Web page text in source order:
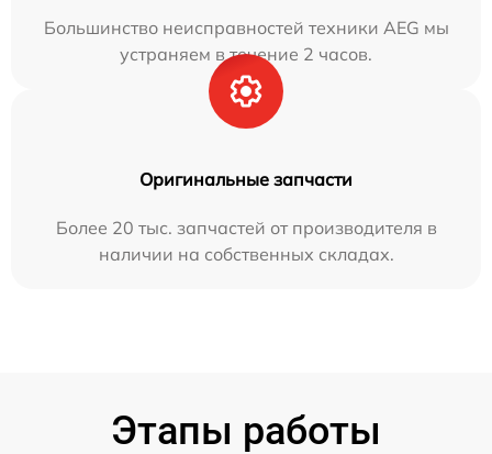
Большинство неисправностей техники AEG мы
устраняем в течение 2 часов.
Оригинальные запчасти
Более 20 тыс. запчастей от производителя в
наличии на собственных складах.
Этапы работы